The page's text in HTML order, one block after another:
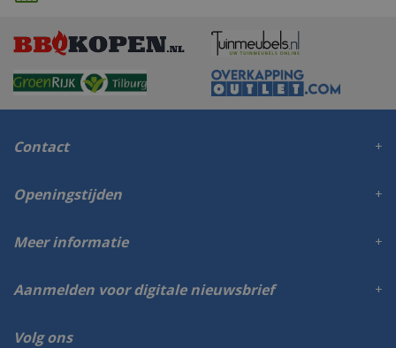
Contact
Volg ons
Openingstijden
Meer informatie
Aanmelden voor digitale nieuwsbrief